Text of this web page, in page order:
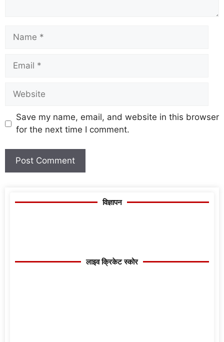
Save my name, email, and website in this browser
for the next time I comment.
विज्ञापन
लाइव क्रिकेट स्कोर